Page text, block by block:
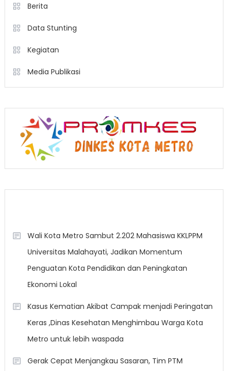
Berita
Data Stunting
Kegiatan
Media Publikasi
Wali Kota Metro Sambut 2.202 Mahasiswa KKLPPM
Universitas Malahayati, Jadikan Momentum
Penguatan Kota Pendidikan dan Peningkatan
Ekonomi Lokal
Kasus Kematian Akibat Campak menjadi Peringatan
Keras ,Dinas Kesehatan Menghimbau Warga Kota
Metro untuk lebih waspada
Gerak Cepat Menjangkau Sasaran, Tim PTM